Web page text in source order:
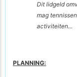
Dit lidgeld
mag
activiteiten...
PLANNING: